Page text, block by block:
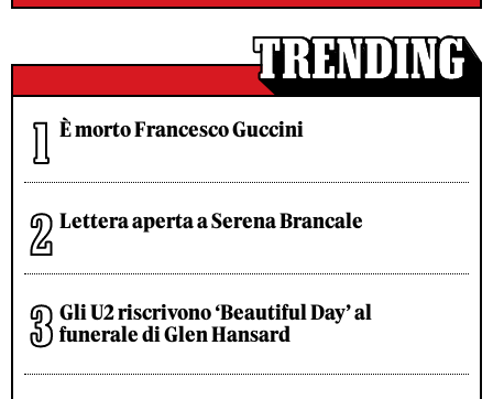
È morto Francesco Guccini
Lettera aperta a Serena Brancale
Gli U2 riscrivono ‘Beautiful Day’ al
funerale di Glen Hansard